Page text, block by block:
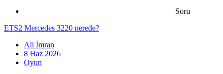
Soru
ETS2 Mercedes 3220 nerede?
Ali İmran
8 Haz 2026
Oyun